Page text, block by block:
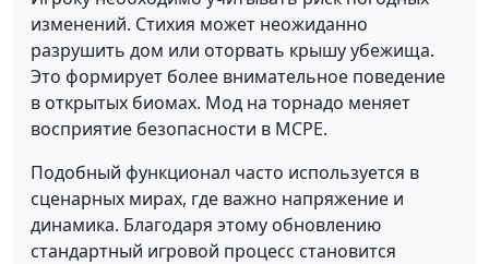
изменений. Стихия может неожиданно
разрушить дом или оторвать крышу убежища.
Это формирует более внимательное поведение
в открытых биомах. Мод на торнадо меняет
восприятие безопасности в MCPE.
Подобный функционал часто используется в
сценарных мирах, где важно напряжение и
динамика. Благодаря этому обновлению
стандартный игровой процесс становится